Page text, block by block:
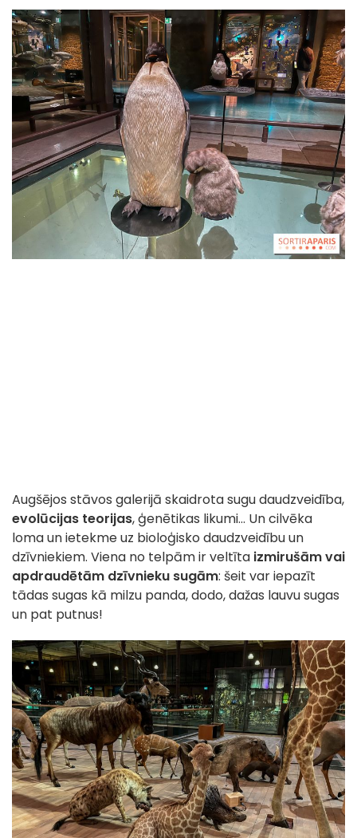
Augšējos stāvos galerijā skaidrota sugu daudzveidība,
evolūcijas teorijas, ģenētikas likumi... Un cilvēka
loma un ietekme uz bioloģisko daudzveidību un
dzīvniekiem. Viena no telpām ir veltīta izmirušām vai
apdraudētām dzīvnieku sugām: šeit var iepazīt
tādas sugas kā milzu panda, dodo, dažas lauvu sugas
un pat putnus!